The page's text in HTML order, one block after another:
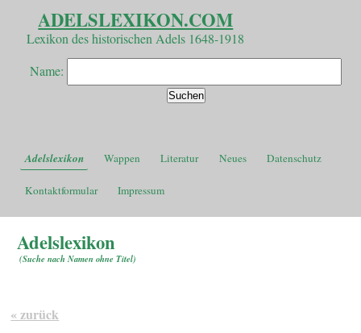
ADELSLEXIKON.COM
Lexikon des historischen Adels 1648-1918
Name:
Adelslexikon Wappen Literatur Neues Datenschutz
Kontaktformular Impressum
Adelslexikon
(Suche nach Namen ohne Titel)
« zurück